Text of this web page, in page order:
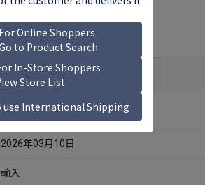
収録内容 商品説明
LPレコード
2026年03月10日
輸入